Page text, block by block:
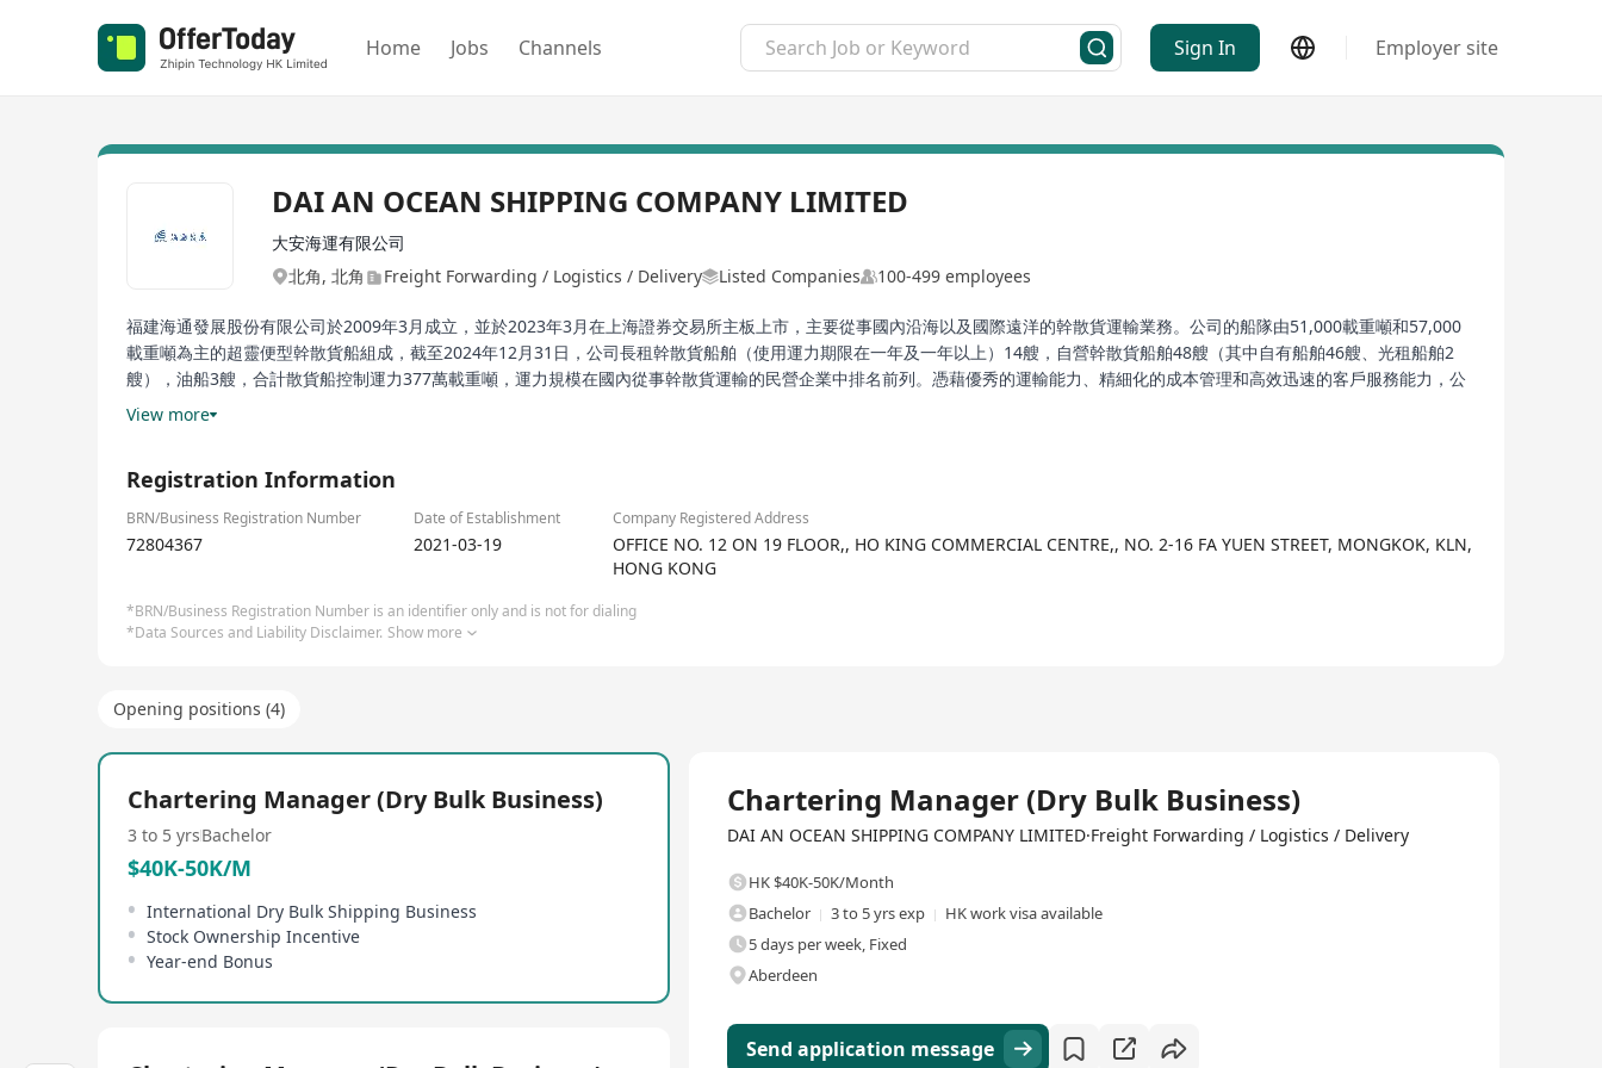
Home Jobs Channels Sign In Employer site
DAI AN OCEAN SHIPPING COMPANY LIMITED
大安海運有限公司
北角, 北角
Freight Forwarding / Logistics / Delivery Listed Companies 100-499 employees
福建海通發展股份有限公司於2009年3月成立，並於2023年3月在上海證券交易所主板上市，主要從事國內沿海以及國際遠洋的幹散貨運輸業務。公司的船隊由51,000載重噸和57,000
載重噸為主的超靈便型幹散貨船組成，截至2024年12月31日，公司長租幹散貨船舶（使用運力期限在一年及一年以上）14艘，自營幹散貨船舶48艘（其中自有船舶46艘、光租船舶2
艘），油船3艘，合計散貨船控制運力377萬載重噸，運力規模在國內從事幹散貨運輸的民營企業中排名前列。憑藉優秀的運輸能力、精細化的成本管理和高效迅速的客戶服務能力，公
司與眾多國內外知名企業建立了長期穩定的合作關係。大安海運有限公司為福建海通發展的香港分公司。
View more
Registration Information
BRN/Business Registration Number Date of Establishment Company Registered Address
72804367 2021-03-19
OFFICE NO. 12 ON 19 FLOOR,, HO KING COMMERCIAL CENTRE,, NO. 2-16 FA YUEN STREET, MONGKOK, KLN,
HONG KONG
*BRN/Business Registration Number is an identifier only and is not for dialing
*Data Sources and Liability Disclaimer. Show more
Opening positions (4)
Chartering Manager (Dry Bulk Business)
3 to 5 yrsBachelor
$40K-50K/M
International Dry Bulk Shipping Business
Stock Ownership Incentive
Year-end Bonus
Chartering Manager (Dry Bulk Business)
DAI AN OCEAN SHIPPING COMPANY LIMITED·Freight Forwarding / Logistics / Delivery
HK $40K-50K/Month
Bachelor
3 to 5 yrs exp
HK work visa available
5 days per week, Fixed
Aberdeen
Send application message